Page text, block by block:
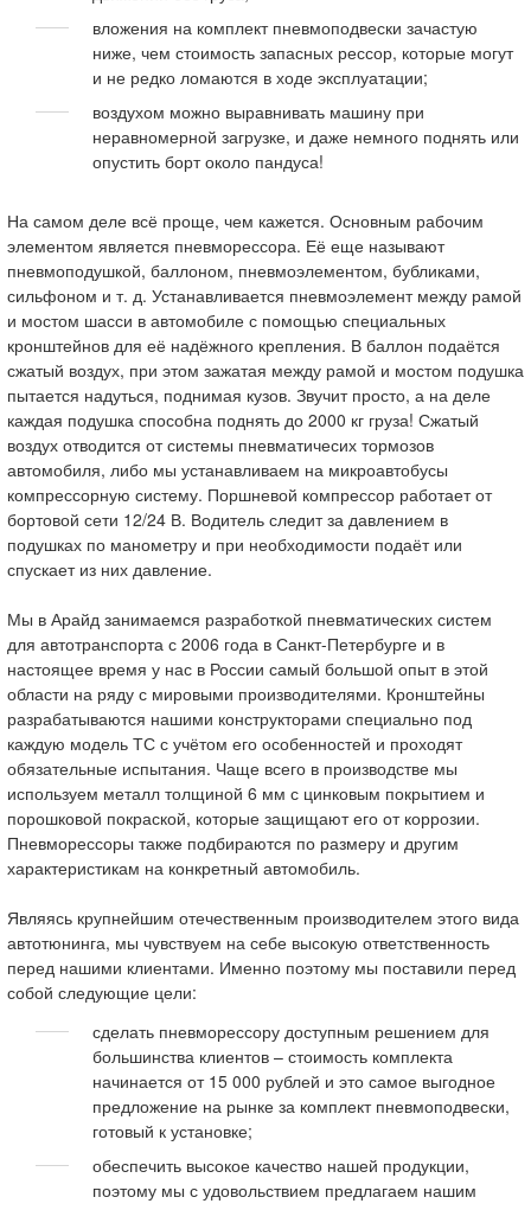
вложения на комплект пневмоподвески зачастую
ниже, чем стоимость запасных рессор, которые могут
и не редко ломаются в ходе эксплуатации;
воздухом можно выравнивать машину при
неравномерной загрузке, и даже немного поднять или
опустить борт около пандуса!
На самом деле всё проще, чем кажется. Основным рабочим
элементом является пневморессора. Её еще называют
пневмоподушкой, баллоном, пневмоэлементом, бубликами,
сильфоном и т. д. Устанавливается пневмоэлемент между рамой
и мостом шасси в автомобиле с помощью специальных
кронштейнов для её надёжного крепления. В баллон подаётся
сжатый воздух, при этом зажатая между рамой и мостом подушка
пытается надуться, поднимая кузов. Звучит просто, а на деле
каждая подушка способна поднять до 2000 кг груза! Сжатый
воздух отводится от системы пневматичесих тормозов
автомобиля, либо мы устанавливаем на микроавтобусы
компрессорную систему. Поршневой компрессор работает от
бортовой сети 12/24 В. Водитель следит за давлением в
подушках по манометру и при необходимости подаёт или
спускает из них давление.
Мы в Арайд занимаемся разработкой пневматических систем
для автотранспорта с 2006 года в Санкт-Петербурге и в
настоящее время у нас в России самый большой опыт в этой
области на ряду с мировыми производителями. Кронштейны
разрабатываются нашими конструкторами специально под
каждую модель ТС с учётом его особенностей и проходят
обязательные испытания. Чаще всего в производстве мы
используем металл толщиной 6 мм с цинковым покрытием и
порошковой покраской, которые защищают его от коррозии.
Пневморессоры также подбираются по размеру и другим
характеристикам на конкретный автомобиль.
Являясь крупнейшим отечественным производителем этого вида
автотюнинга, мы чувствуем на себе высокую ответственность
перед нашими клиентами. Именно поэтому мы поставили перед
собой следующие цели:
сделать пневморессору доступным решением для
большинства клиентов – стоимость комплекта
начинается от 15 000 рублей и это самое выгодное
предложение на рынке за комплект пневмоподвески,
готовый к установке;
обеспечить высокое качество нашей продукции,
поэтому мы с удовольствием предлагаем нашим